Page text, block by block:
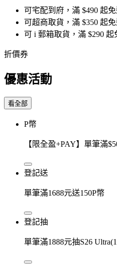
可宅配到府，滿 $490 起
可超商取貨，滿 $350 起
可 i 郵箱取貨，滿 $290 起
折價券
優惠活動
看全部
P幣
【限全盈+PAY】單筆滿
登記送
單筆滿1688元送150P幣
登記抽
單筆滿1888元抽S26